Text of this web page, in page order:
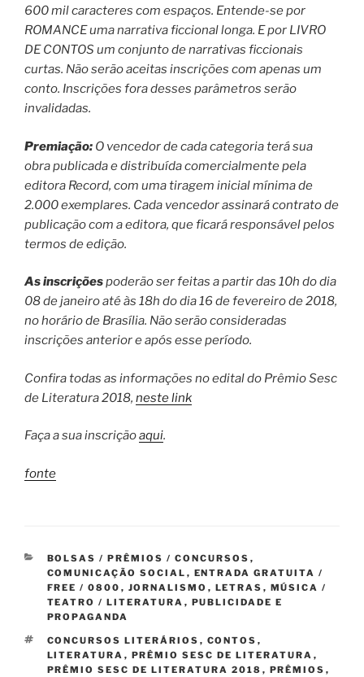
600 mil caracteres com espaços. Entende-se por
ROMANCE uma narrativa ficcional longa. E por LIVRO
DE CONTOS um conjunto de narrativas ficcionais
curtas. Não serão aceitas inscrições com apenas um
conto. Inscrições fora desses parâmetros serão
invalidadas.
Premiação: O vencedor de cada categoria terá sua
obra publicada e distribuída comercialmente pela
editora Record, com uma tiragem inicial mínima de
2.000 exemplares. Cada vencedor assinará contrato de
publicação com a editora, que ficará responsável pelos
termos de edição.
As inscriçõespoderão ser feitas a partir das 10h do dia
08 de janeiro até às 18h do dia 16 de fevereiro de 2018,
no horário de Brasília. Não serão consideradas
inscrições anterior e após esse período.
Confira todas as informações no edital do Prêmio Sesc
de Literatura 2018, neste link
Faça a sua inscriçãoaqui.
fonte
CATEGORIAS
BOLSAS / PRÊMIOS / CONCURSOS ,
COMUNICAÇÃO SOCIAL , ENTRADA GRATUITA /
FREE / 0800 , JORNALISMO , LETRAS , MÚSICA /
TEATRO / LITERATURA , PUBLICIDADE E
PROPAGANDA
TAGS
CONCURSOS LITERÁRIOS , CONTOS ,
LITERATURA , PRÊMIO SESC DE LITERATURA ,
PRÊMIO SESC DE LITERATURA 2018 , PRÊMIOS ,